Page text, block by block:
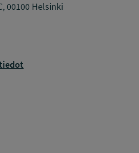
00100 Helsinki